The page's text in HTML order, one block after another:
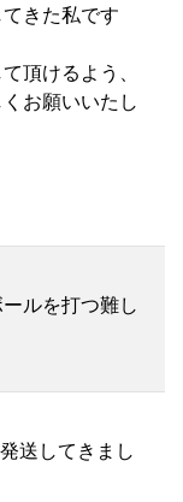
きた私です
頂けるよう、
お願いいたし
ルを打つ難し
送してきまし